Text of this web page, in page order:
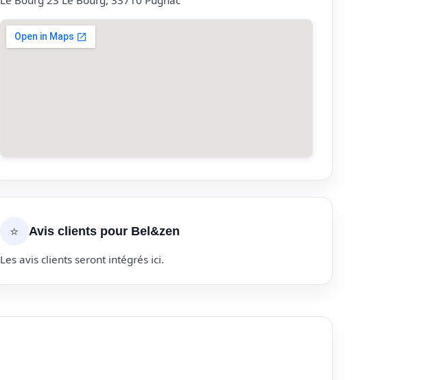
⭐ Avis clients pour Bel&zen
Les avis clients seront intégrés ici.